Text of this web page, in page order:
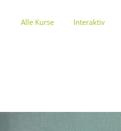
Alle Kurse Interaktiv